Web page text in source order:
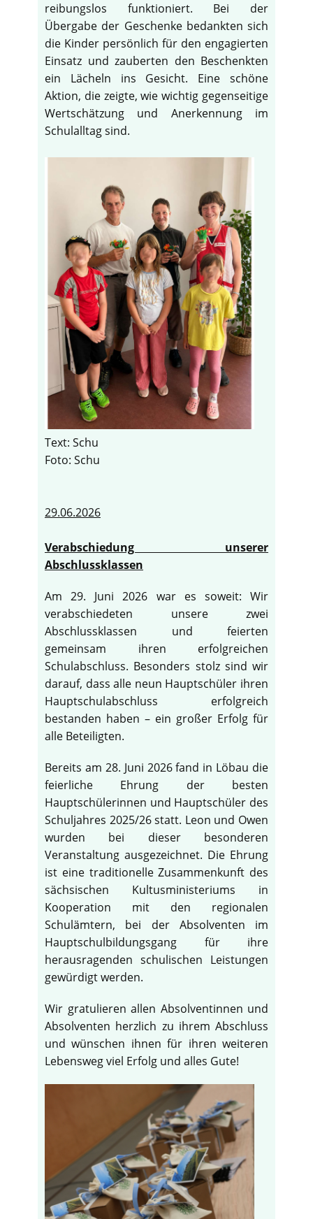
reibungslos funktioniert. Bei der
Übergabe der Geschenke bedankten sich
die Kinder persönlich für den engagierten
Einsatz und zauberten den Beschenkten
ein Lächeln ins Gesicht. Eine schöne
Aktion, die zeigte, wie wichtig gegenseitige
Wertschätzung und Anerkennung im
Schulalltag sind.
Text: Schu
Foto: Schu
29.06.2026
Verabschiedung unserer
Abschlussklassen
Am 29. Juni 2026 war es soweit: Wir
verabschiedeten unsere zwei
Abschlussklassen und feierten
gemeinsam ihren erfolgreichen
Schulabschluss. Besonders stolz sind wir
darauf, dass alle neun Hauptschüler ihren
Hauptschulabschluss erfolgreich
bestanden haben – ein großer Erfolg für
alle Beteiligten.
Bereits am 28. Juni 2026 fand in Löbau die
feierliche Ehrung der besten
Hauptschülerinnen und Hauptschüler des
Schuljahres 2025/26 statt. Leon und Owen
wurden bei dieser besonderen
Veranstaltung ausgezeichnet. Die Ehrung
ist eine traditionelle Zusammenkunft des
sächsischen Kultusministeriums in
Kooperation mit den regionalen
Schulämtern, bei der Absolventen im
Hauptschulbildungsgang für ihre
herausragenden schulischen Leistungen
gewürdigt werden.
Wir gratulieren allen Absolventinnen und
Absolventen herzlich zu ihrem Abschluss
und wünschen ihnen für ihren weiteren
Lebensweg viel Erfolg und alles Gute!